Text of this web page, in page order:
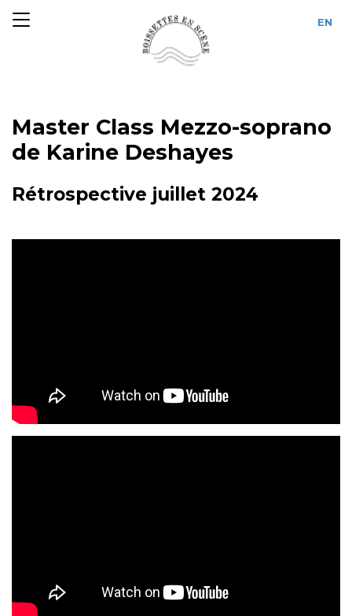
Master Class Mezzo-soprano
de Karine Deshayes
Rétrospective juillet 2024